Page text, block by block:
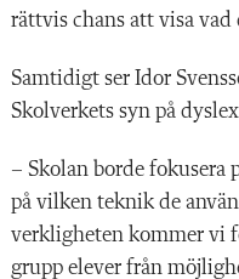
rättvis chans att visa vad
Samtidigt ser Idor
Skolverkets syn på
– Skolan borde fokusera
på vilken teknik de anvä
verkligheten kommer vi
grupp elever från m